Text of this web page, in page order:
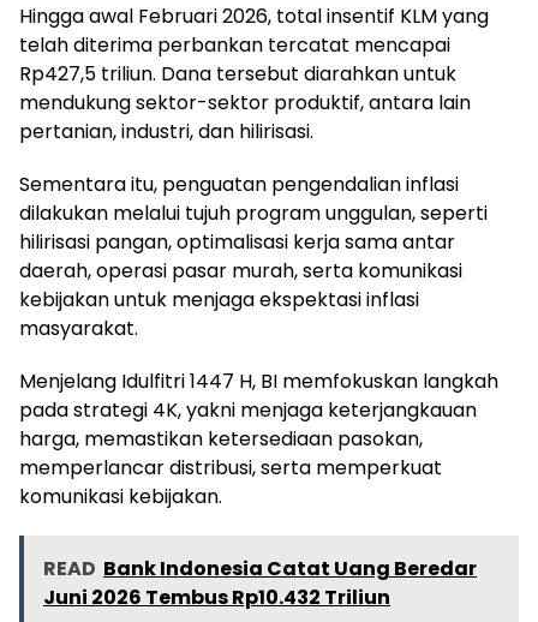
Hingga awal Februari 2026, total insentif KLM yang
telah diterima perbankan tercatat mencapai
Rp427,5 triliun. Dana tersebut diarahkan untuk
mendukung sektor-sektor produktif, antara lain
pertanian, industri, dan hilirisasi.
Sementara itu, penguatan pengendalian inflasi
dilakukan melalui tujuh program unggulan, seperti
hilirisasi pangan, optimalisasi kerja sama antar
daerah, operasi pasar murah, serta komunikasi
kebijakan untuk menjaga ekspektasi inflasi
masyarakat.
Menjelang Idulfitri 1447 H, BI memfokuskan langkah
pada strategi 4K, yakni menjaga keterjangkauan
harga, memastikan ketersediaan pasokan,
memperlancar distribusi, serta memperkuat
komunikasi kebijakan.
READ Bank Indonesia Catat Uang Beredar
Juni 2026 Tembus Rp10.432 Triliun